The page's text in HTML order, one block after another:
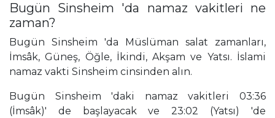
Bugün Sinsheim 'da namaz vakitleri ne
zaman?
Bugün Sinsheim 'da Müslüman salat zamanları,
İmsâk, Güneş, Öğle, İkindi, Akşam ve Yatsı. İslami
namaz vakti Sinsheim cinsinden alın.
Bugün Sinsheim 'daki namaz vakitleri 03:36
(İmsâk)' de başlayacak ve 23:02 (Yatsı) 'de